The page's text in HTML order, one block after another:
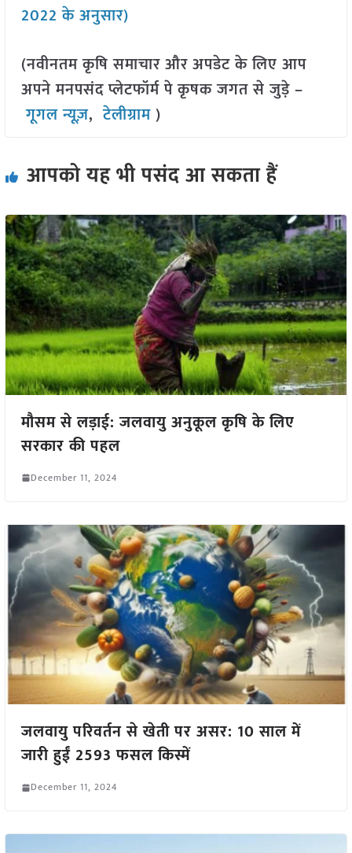
2022 के अनुसार)
(नवीनतम कृषि समाचार और अपडेट के लिए आप
अपने मनपसंद प्लेटफॉर्म पे कृषक जगत से जुड़े –
गूगल न्यूज़,टेलीग्राम )
आपको यह भी पसंद आ सकता हैं
मौसम से लड़ाई: जलवायु अनुकूल कृषि के लिए
सरकार की पहल
December 11, 2024
जलवायु परिवर्तन से खेती पर असर: 10 साल में
जारी हुईं 2593 फसल किस्में
December 11, 2024